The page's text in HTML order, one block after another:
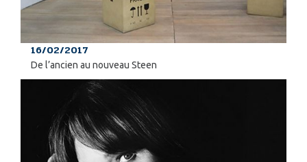
16/02/2017
De l’ancien au nouveau Steen